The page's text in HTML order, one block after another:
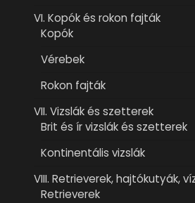
VI. Kopók és rokon fajták
Kopók
Vérebek
Rokon fajták
VII. Vizslák és szetterek
Brit és ír vizslák és szetterek
Kontinentális vizslák
VIII. Retrieverek, hajtókutyák,
Retrieverek